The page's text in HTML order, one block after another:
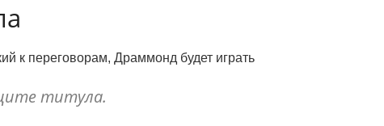
к переговорам, Драммонд будет играть
титула.